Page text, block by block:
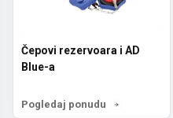
Čepovi rezervoara i AD
Blue-a
Pogledaj ponudu